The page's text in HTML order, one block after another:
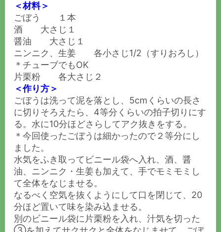
＜材料＞
ごぼう １本
酒 大さじ１
醤油 大さじ１
ニンニク、生姜 各小さじ1/2（すりおろし）
＊チューブでもOK
片栗粉 各大さじ２
＜作り方＞
ごぼうは洗って泥を落とし、5cmくらいの長さ
に切りそろえたら、4等分くらいの拍子切りにす
る。水に10分ほどさらしてアク抜きをする。
＊今回使ったごぼうは細かったので２等分にし
ました。
水気をふき取ってビニール袋へ入れ、酒、醤
油、ニンニク・生姜も加えて、手でモミモミし
て全体をなじませる。
なるべく空気を抜くようにして口を閉じて、20
分ほど置いて味を染み込ませる。
別のビニール袋に片栗粉を入れ、汁気を切った